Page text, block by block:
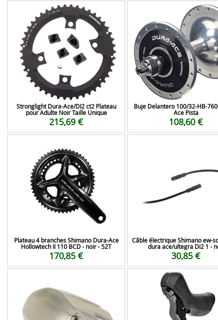
Stronglight Dura-Ace/DI2 ct2 Plateau
pour Adulte Noir Taille Unique
215,69 €
Buje Delantero 100/32-HB-
Ace Pista
108,60 €
Plateau 4 branches Shimano Dura-Ace
Hollowtech II 110 BCD - noir - 52T
170,85 €
Câble électrique Shimano ew-
dura ace/ultegra Di2 1 -
30,85 €